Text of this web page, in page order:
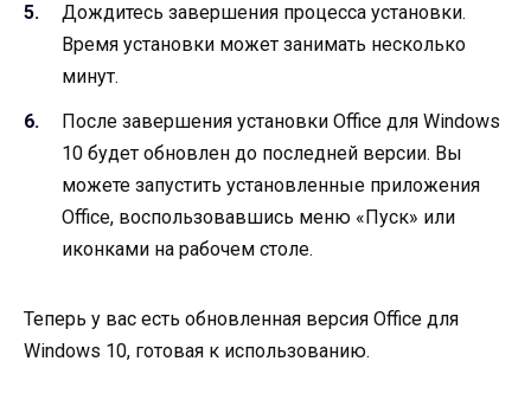
Дождитесь завершения процесса установки.
Время установки может занимать несколько
минут.
После завершения установки Office для Windows
10 будет обновлен до последней версии. Вы
можете запустить установленные приложения
Office, воспользовавшись меню «Пуск» или
иконками на рабочем столе.
Теперь у вас есть обновленная версия Office для
Windows 10, готовая к использованию.